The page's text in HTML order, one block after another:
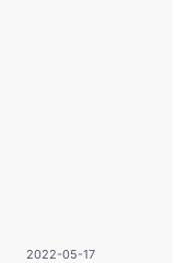
2022-05-17